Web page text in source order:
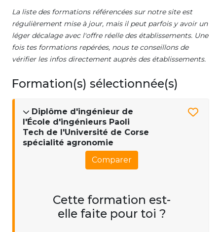
La liste des formations référencées sur notre site est
régulièrement mise à jour, mais il peut parfois y avoir un
léger décalage avec l'offre réelle des établissements. Une
fois tes formations repérées, nous te conseillons de
vérifier les infos directement auprès des établissements.
Formation(s) sélectionnée(s)
Diplôme d'ingénieur de
l'École d'ingénieurs Paoli
Tech de l'Université de Corse
spécialité agronomie
Comparer
Cette formation est-
elle faite pour toi ?